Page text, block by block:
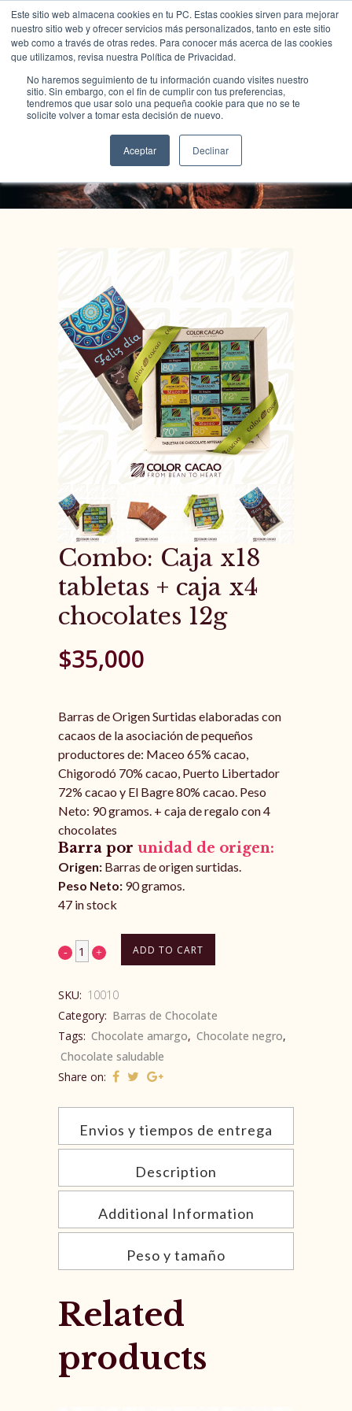
Este sitio web almacena cookies en tu PC. Estas cookies sirven para mejorar
nuestro sitio web y ofrecer servicios más personalizados, tanto en este sitio
web como a través de otras redes. Para conocer más acerca de las cookies
que utilizamos, revisa nuestra Política de Privacidad.
No haremos seguimiento de tu información cuando visites nuestro
sitio. Sin embargo, con el fin de cumplir con tus preferencias,
tendremos que usar solo una pequeña cookie para que no se te
solicite volver a tomar esta decisión de nuevo.
Aceptar Declinar
Tienda Color Cacao
Combo: Caja x18
tabletas + caja x4
chocolates 12g
$35,000
Barras de Origen Surtidas elaboradas con
cacaos de la asociación de pequeños
productores de: Maceo 65% cacao,
Chigorodó 70% cacao, Puerto Libertador
72% cacao y El Bagre 80% cacao. Peso
Neto: 90 gramos. + caja de regalo con 4
chocolates
Barra por unidad de origen:
Origen: Barras de origen surtidas.
Peso Neto: 90 gramos.
47 in stock
ADD TO CART
SKU: 10010
Category: Barras de Chocolate
Tags: Chocolate amargo, Chocolate negro,
Chocolate saludable
Share on:
Envios y tiempos de entrega
Description
Additional Information
Peso y tamaño
Related
products